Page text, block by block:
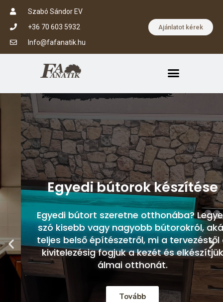
Szabó Sándor EV
+36 70 603 5932
Info@fafanatik.hu
Ajánlatot kérek
Egyedi bútorok készítése
Egyedi bútort szeretne otthonába? Legyen
szó kisebb vagy nagyobb bútorokról, akár
teljes belső építészetről, mi a tervezéstől a
kivitelezésig fogjuk a kezét és elkészítjük
álmai otthonát.
Tovább